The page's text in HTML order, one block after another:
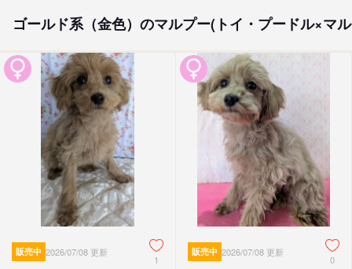
ゴールド系（金色）のマルプー(トイ・プードル×マ
販売中 2026/07/08 更新
1
販売中 2026/07/08 更新
0